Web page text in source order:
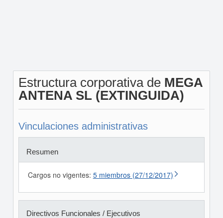
Estructura corporativa de MEGA
ANTENA SL (EXTINGUIDA)
Vinculaciones administrativas
Resumen
Cargos no vigentes: 5 miembros (27/12/2017)
Directivos Funcionales / Ejecutivos